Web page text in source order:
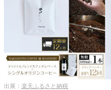
出展： 楽天ふるさと納税